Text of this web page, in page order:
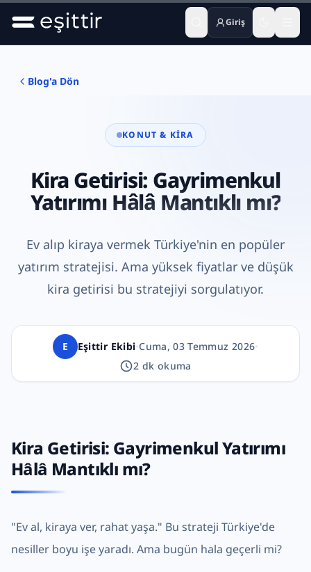
Ana içeriğe geç Giriş
Blog'a Dön
KONUT & KIRA
Kira Getirisi: Gayrimenkul
Yatırımı Hâlâ Mantıklı mı?
Ev alıp kiraya vermek Türkiye'nin en popüler
yatırım stratejisi. Ama yüksek fiyatlar ve düşük
kira getirisi bu stratejiyi sorgulatıyor.
E Eşittir Ekibi•Cuma, 03 Temmuz 2026•
2 dk okuma
Kira Getirisi: Gayrimenkul Yatırımı
Hâlâ Mantıklı mı?
"Ev al, kiraya ver, rahat yaşa." Bu strateji Türkiye'de
nesiller boyu işe yaradı. Ama bugün hala geçerli mi?